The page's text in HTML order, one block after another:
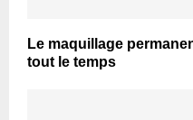
Le maquillage
tout le temps